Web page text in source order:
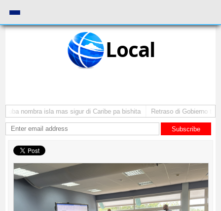
Local
nombra isla mas sigur di Caribe pa bishita Retraso di Gobierno ta
Subscribe